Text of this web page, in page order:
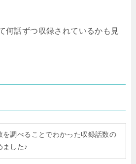
何話ずつ収録されているかも見
を調べることでわかった収録話数の
ました♪